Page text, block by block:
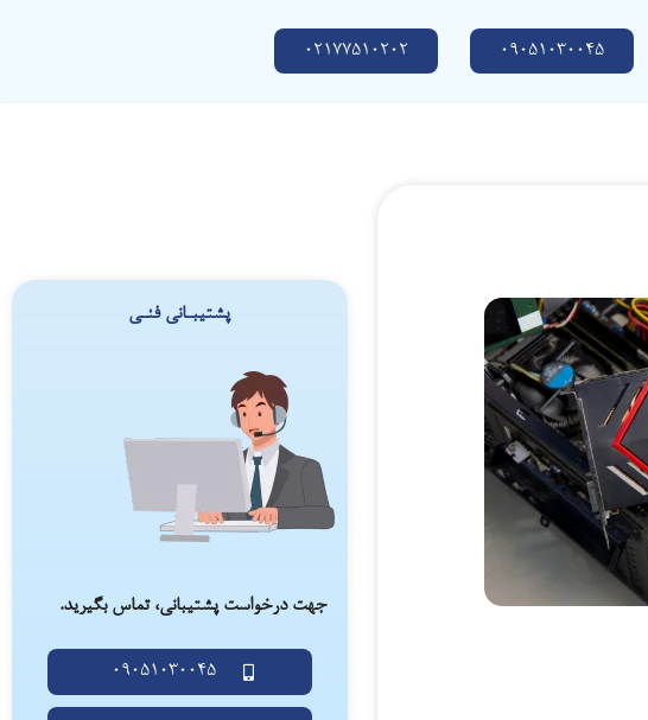
09051030045
02177510202
پشتیبـانی فنـی
جهت درخواست پشتیبانی، تماس بگیرید.
09051030045